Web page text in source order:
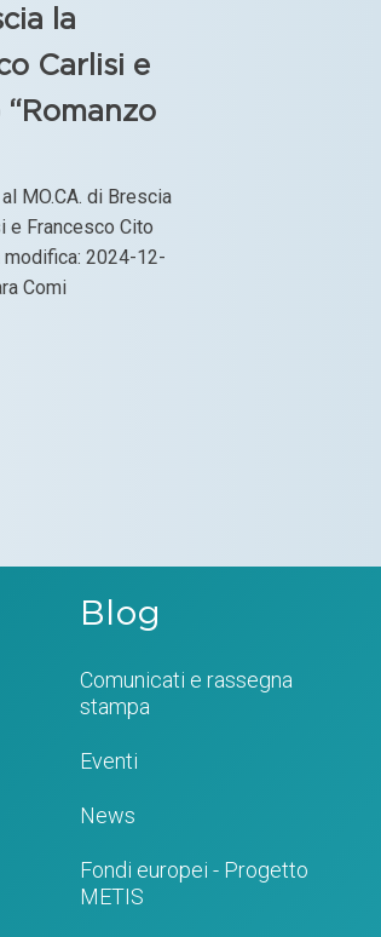
la
Carlisi e
MO.CA. di Brescia
e Francesco Cito
modifica: 2024-12-
Comi
Blog
Comunicati e rassegna
stampa
Eventi
News
Fondi europei - Progetto
METIS